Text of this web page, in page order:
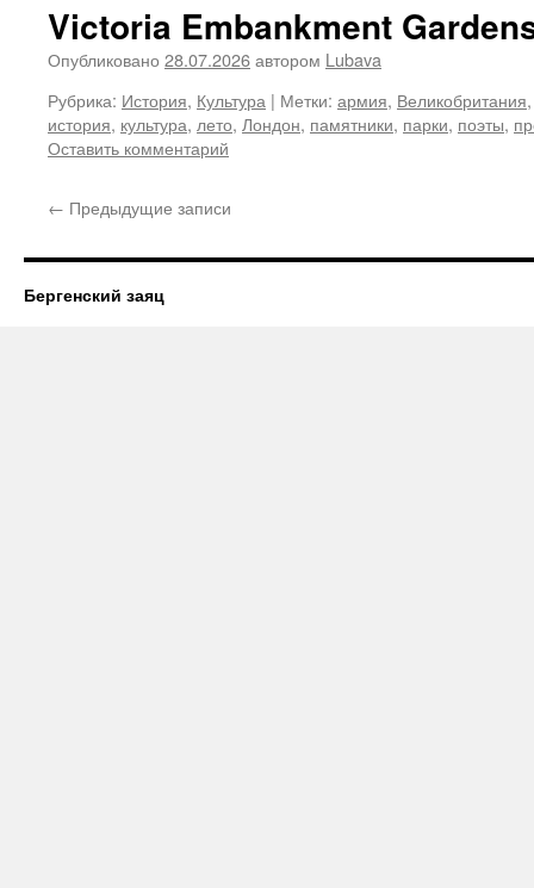
Victoria Embankment
Опубликовано 28.07.2026автором Lubava
Рубрика: История, Культура | Метки: армия, Великобритания
история, культура, лето, Лондон, памятники, парки, поэты,
Оставить комментарий
← Предыдущие записи
Бергенский заяц